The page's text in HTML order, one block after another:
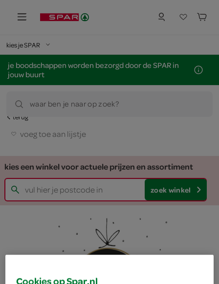
kies je SPAR
je boodschappen worden bezorgd door de SPAR in
jouw buurt
waar ben je naar op zoek?
terug
voeg toe aan lijstje
kies een winkel voor actuele prijzen en assortiment
zoek winkel
Cookies op Spar.nl